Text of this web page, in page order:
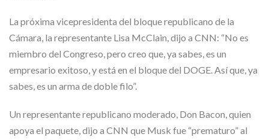
La próxima vicepresidenta del bloque republicano de la
Cámara, la representante Lisa McClain, dijo a CNN: “No es
miembro del Congreso, pero creo que, ya sabes, es un
empresario exitoso, y está en el bloque del DOGE. Así que, ya
sabes, es un arma de doble filo”.
Un representante republicano moderado, Don Bacon, quien
apoya el paquete, dijo a CNN que Musk fue “prematuro” al